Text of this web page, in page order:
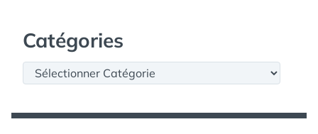
Catégories
Catégories